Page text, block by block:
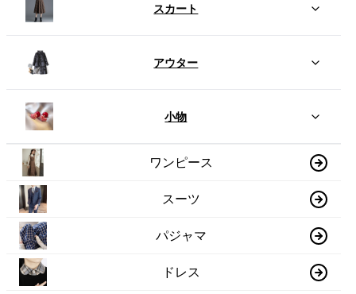
スカート
アウター
小物
ワンピース
スーツ
パジャマ
ドレス